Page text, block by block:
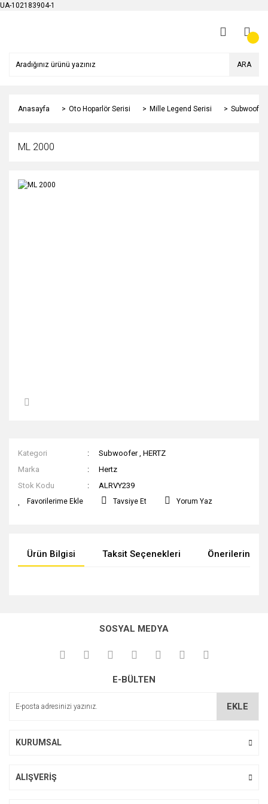
UA-102183904-1
ARA
Anasayfa Oto Hoparlör Serisi Mille Legend Serisi Subwoofer
ML 2000
Kategori Subwoofer ,HERTZ
Marka
Hertz
Stok Kodu
ALRVY239
Tavsiye Et Yorum Yaz
Ürün Bilgisi Taksit Seçenekleri Önerileriniz
kullanarak tarafımıza iletebilirsiniz.
Görüş ve önerileriniz için teşekkür ederiz.
Ürün açıklamasında eksik bilgiler bulunuyor.
SOSYAL MEDYA
E-BÜLTEN
EKLE
KURUMSAL
ALIŞVERİŞ